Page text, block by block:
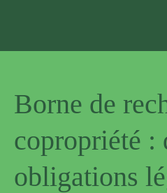
Borne de
copropriété :
obligations